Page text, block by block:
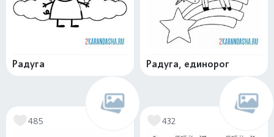
Радуга Радуга, единорог
485 432